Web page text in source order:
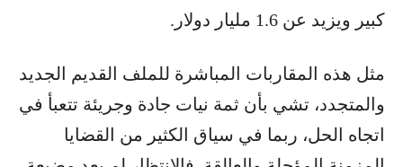
كبير ويزيد عن 1.6 مليار دولار.
مثل هذه المقاربات المباشرة للملف القديم الجديد
والمتجدد، تشي بأن ثمة نيات جادة وجريئة تتعبأ في
اتجاه الحل، ربما في سياق الكثير من القضايا